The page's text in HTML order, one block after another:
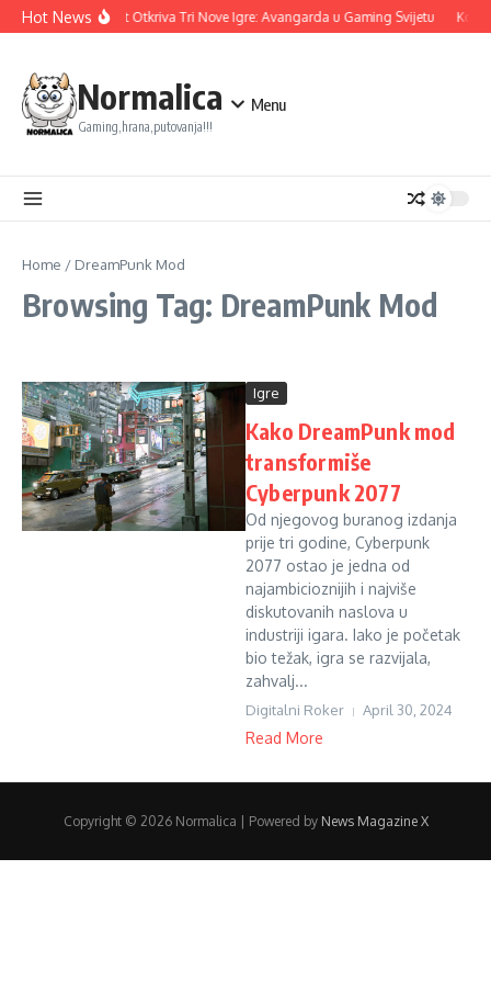
Skip to content
Hot NewsUbisoft Otkriva Tri Nove Igre: Avangarda u Gaming Svijetu
Normalica
Gaming,hrana,putovanja!!!
Menu
Home / DreamPunk Mod
Browsing Tag: DreamPunk Mod
Igre
Kako DreamPunk mod
transformiše
Cyberpunk 2077
Od njegovog buranog izdanja
prije tri godine, Cyberpunk
2077 ostao je jedna od
najambicioznijih i najviše
diskutovanih naslova u
industriji igara. Iako je početak
bio težak, igra se razvijala,
zahvalj...
Digitalni Roker April 30, 2024
Read More
Copyright © 2026 Normalica | Powered by News Magazine X